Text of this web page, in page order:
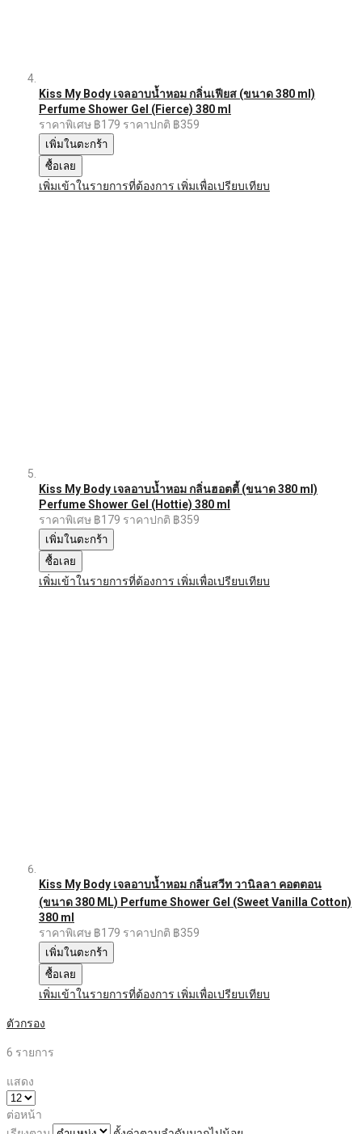
Kiss My Body เจลอาบน้ำหอม กลิ่นเฟียส (ขนาด 380 ml)
Perfume Shower Gel (Fierce) 380 ml
ราคาพิเศษ ฿179 ราคาปกติ ฿359
เพิ่มในตะกร้า
ซื้อเลย
เพิ่มเข้าในรายการที่ต้องการ เพิ่มเพื่อเปรียบเทียบ
Kiss My Body เจลอาบน้ำหอม กลิ่นฮอตตี้ (ขนาด 380 ml)
Perfume Shower Gel (Hottie) 380 ml
ราคาพิเศษ ฿179 ราคาปกติ ฿359
เพิ่มในตะกร้า
ซื้อเลย
เพิ่มเข้าในรายการที่ต้องการ เพิ่มเพื่อเปรียบเทียบ
Kiss My Body เจลอาบน้ำหอม กลิ่นสวีท วานิลลา คอตตอน
(ขนาด 380 ML) Perfume Shower Gel (Sweet Vanilla Cotton)
380 ml
ราคาพิเศษ ฿179 ราคาปกติ ฿359
เพิ่มในตะกร้า
ซื้อเลย
เพิ่มเข้าในรายการที่ต้องการ เพิ่มเพื่อเปรียบเทียบ
ตัวกรอง
6 รายการ
แสดง
ต่อหน้า